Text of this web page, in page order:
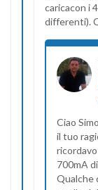
caricacon i
differenti).
Ciao
il tuo
700mA
Qualche